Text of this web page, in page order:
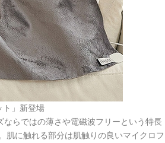
ト」新登場
らではの薄さや電磁波フリーという特長
肌に触れる部分は肌触りの良いマイクロフ